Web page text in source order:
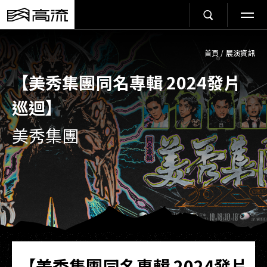
首頁 / 展演資訊
【美秀集團同名專輯 2024發片
巡迴】
美秀集團